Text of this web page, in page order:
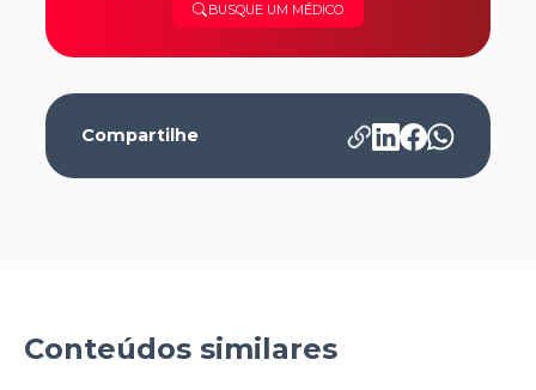
BUSQUE UM MÉDICO
Compartilhe
Conteúdos similares